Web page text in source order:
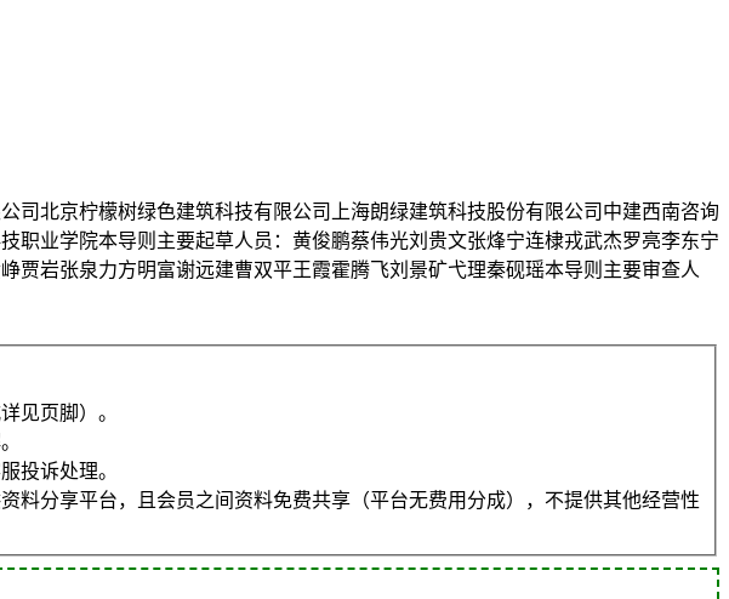
司北京柠檬树绿色建筑科技有限公司上海朗绿建筑科技股份有限公司中建西南咨询
职业学院本导则主要起草人员：黄俊鹏蔡伟光刘贵文张烽宁连棣戎武杰罗亮李东宁
贾岩张泉力方明富谢远建曹双平王霞霍腾飞刘景矿弋理秦砚瑶本导则主要审查人
见页脚）。
投诉处理。
分享平台，且会员之间资料免费共享（平台无费用分成），不提供其他经营性